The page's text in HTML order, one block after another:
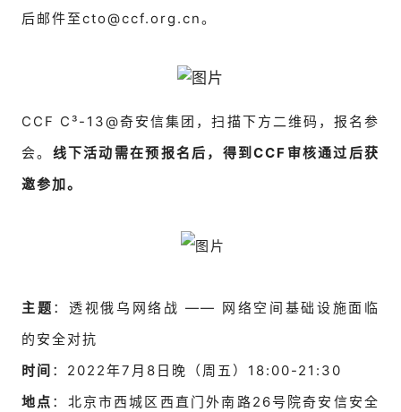
后邮件至cto@ccf.org.cn。
CCF C³-13@奇安信集团，扫描下方二维码，报名参
会。 线下活动需在预报名后，得到CCF审核通过后获
邀参加。
主题 ：透视俄乌网络战 —— 网络空间基础设施面临
的安全对抗
时间 ：2022年7月8日晚（周五）18:00-21:30
地点 ：北京市西城区西直门外南路26号院奇安信安全